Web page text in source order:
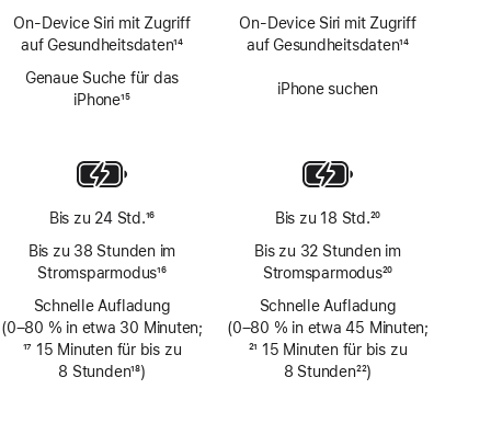
On‑Device Siri mit Zugriff
auf Gesundheitsdaten14
Genaue Suche für das
iPhone15
Bis zu 24 Std.16
Bis zu 38 Stunden im
Stromsparmodus16
Schnelle Aufladung
(0–80 % in etwa 30 Minuten;
Fußnote
17 15 Minuten für bis zu
8 Stunden18)
On‑Device Siri mit Zugriff
auf Gesundheitsdaten14
iPhone suchen
Bis zu 18 Std.20
Bis zu 32 Stunden im
Stromsparmodus20
Schnelle Aufladung
(0–80 % in etwa 45 Minuten;
Fußnote
21 15 Minuten für bis zu
8 Stunden22)